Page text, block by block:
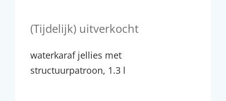
(Tijdelijk) uitverkocht
waterkaraf jellies met
structuurpatroon, 1.3 l